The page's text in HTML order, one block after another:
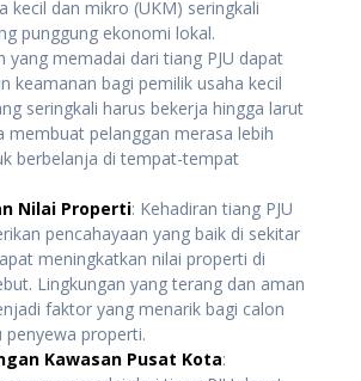
kecil dan mikro (UKM) seringkali
punggung ekonomi lokal.
yang memadai dari tiang PJU dapat
keamanan bagi pemilik usaha kecil
seringkali harus bekerja hingga larut
membuat pelanggan merasa lebih
berbelanja di tempat-tempat
Nilai Properti: Kehadiran tiang PJU
pencahayaan yang baik di sekitar
meningkatkan nilai properti di
Lingkungan yang terang dan aman
faktor yang menarik bagi calon
penyewa properti.
Kawasan Pusat Kota: